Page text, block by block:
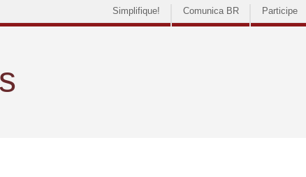
Simplifique! Comunica BR Participe